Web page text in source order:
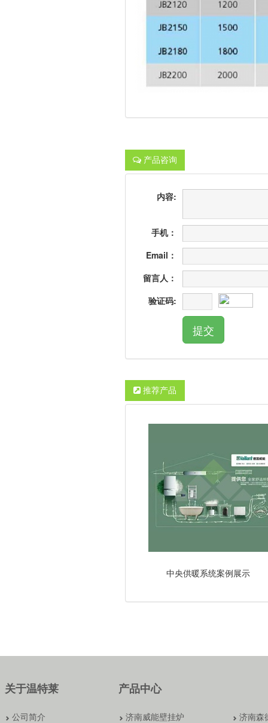
产品咨询
内容:
手机：
Email：
留言人：
验证码:
推荐产品
中央供暖系统案例展示
关于温特莱
公司简介
产品中心
济南威能壁挂炉
济南森